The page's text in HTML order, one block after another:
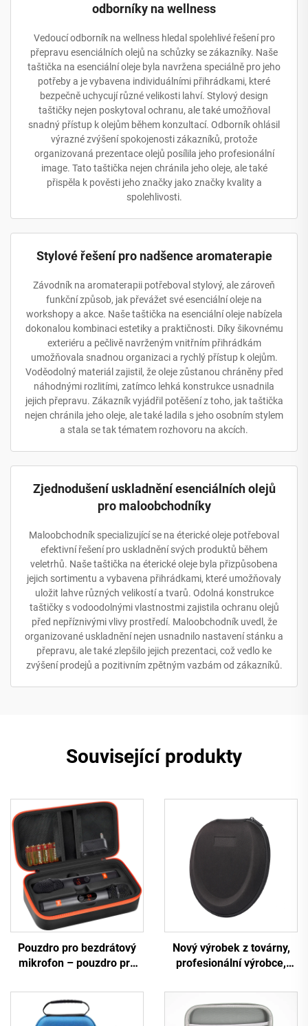
odborníky na wellness
Vedoucí odborník na wellness hledal spolehlivé řešení pro
přepravu esenciálních olejů na schůzky se zákazníky. Naše
taštička na esenciální oleje byla navržena speciálně pro jeho
potřeby a je vybavena individuálními přihrádkami, které
bezpečně uchycují různé velikosti lahví. Stylový design
taštičky nejen poskytoval ochranu, ale také umožňoval
snadný přístup k olejům během konzultací. Odborník ohlásil
výrazné zvýšení spokojenosti zákazníků, protože
organizovaná prezentace olejů posílila jeho profesionální
image. Tato taštička nejen chránila jeho oleje, ale také
přispěla k pověsti jeho značky jako značky kvality a
spolehlivosti.
Stylové řešení pro nadšence aromaterapie
Závodník na aromaterapii potřeboval stylový, ale zároveň
funkční způsob, jak převážet své esenciální oleje na
workshopy a akce. Naše taštička na esenciální oleje nabízela
dokonalou kombinaci estetiky a praktičnosti. Díky šikovnému
exteriéru a pečlivě navrženým vnitřním přihrádkám
umožňovala snadnou organizaci a rychlý přístup k olejům.
Voděodolný materiál zajistil, že oleje zůstanou chráněny před
náhodnými rozlitími, zatímco lehká konstrukce usnadnila
jejich přepravu. Zákazník vyjádřil potěšení z toho, jak taštička
nejen chránila jeho oleje, ale také ladila s jeho osobním stylem
a stala se tak tématem rozhovoru na akcích.
Zjednodušení uskladnění esenciálních olejů
pro maloobchodníky
Maloobchodník specializující se na éterické oleje potřeboval
efektivní řešení pro uskladnění svých produktů během
veletrhů. Naše taštička na éterické oleje byla přizpůsobena
jejich sortimentu a vybavena přihrádkami, které umožňovaly
uložit lahve různých velikostí a tvarů. Odolná konstrukce
taštičky s vodoodolnými vlastnostmi zajistila ochranu olejů
před nepříznivými vlivy prostředí. Maloobchodník uvedl, že
organizované uskladnění nejen usnadnilo nastavení stánku a
přepravu, ale také zlepšilo jejich prezentaci, což vedlo ke
zvýšení prodejů a pozitivním zpětným vazbám od zákazníků.
Související produkty
Pouzdro pro bezdrátový
mikrofon – pouzdro pro
taštička pro ruční
dvoumikrofonový systém
Nový výrobek z továrny,
profesionální výrobce,
z EVA pro sluchátka, černá
pevná cestovní úložná